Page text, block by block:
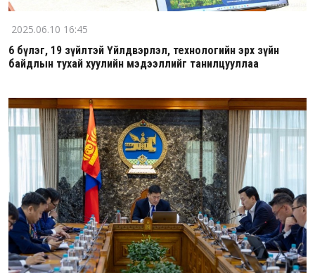
2025.06.10 16:45
6 бүлэг, 19 зүйлтэй Үйлдвэрлэл, технологийн эрх зүйн
байдлын тухай хуулийн мэдээллийг танилцууллаа